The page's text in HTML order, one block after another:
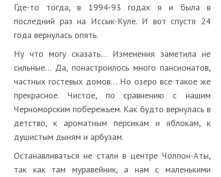
Где-то тогда, в 1994-93 годах я и была в
последний раз на Иссык-Куле. И вот спустя 24
года вернулась опять.
Ну что могу сказать… Изменения заметила не
сильные… Да, понастроилось много пансионатов,
частных гостевых домов… Но озеро все такое же
прекрасное. Чистое, по сравнению с нашим
Черноморским побережьем. Как будто вернулась в
детство, к ароматным персикам и яблокам, к
душистым дыням и арбузам.
Останавливаться не стали в центре Чолпон-Аты,
так как там муравейник, а нам с маленькими